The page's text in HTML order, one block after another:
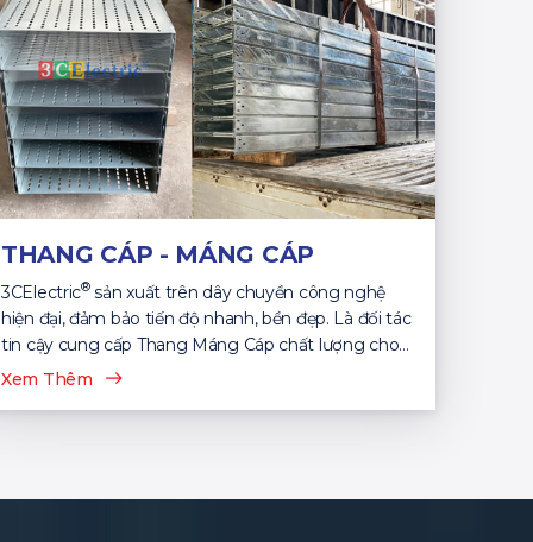
THANG CÁP - MÁNG CÁP
3CElectric®sản xuất trên dây chuyền công nghệ
hiện đại, đảm bảo tiến độ nhanh, bền đẹp. Là đối tác
tin cậy cung cấp Thang Máng Cáp chất lượng cho
nhiều dự án...
Xem Thêm